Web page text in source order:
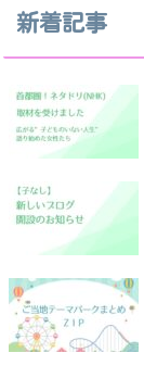
新着記事